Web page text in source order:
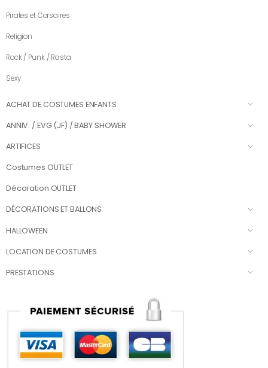
Pirates et Corsaires
Religion
Rock / Punk / Rasta
Sexy
ACHAT DE COSTUMES ENFANTS
ANNIV. / EVG (JF) / BABY SHOWER
ARTIFICES
Costumes OUTLET
Décoration OUTLET
DÉCORATIONS ET BALLONS
HALLOWEEN
LOCATION DE COSTUMES
PRESTATIONS